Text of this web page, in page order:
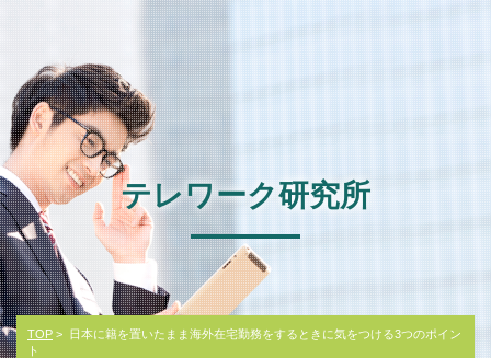
テレワーク研究所
TOP > 日本に籍を置いたまま海外在宅勤務をするときに気をつける3つのポイン
ト